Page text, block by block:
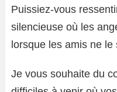
Puissiez-vous
silencieuse où les
lorsque les amis ne le
Je vous souhaite du